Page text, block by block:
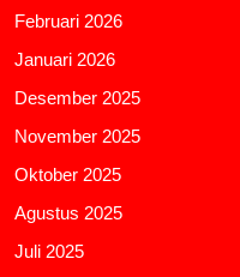
Februari 2026
Januari 2026
Desember 2025
November 2025
Oktober 2025
Agustus 2025
Juli 2025